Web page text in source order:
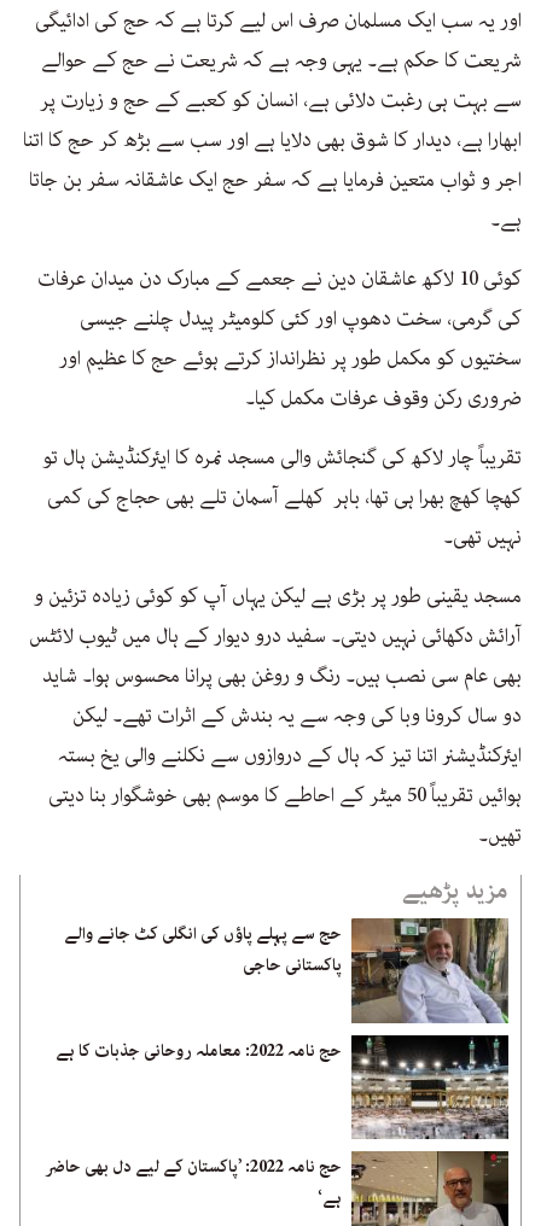
اور یہ سب ایک مسلمان صرف اس لیے کرتا ہے کہ حج کی ادائیگی
شریعت کا حکم ہے۔ یہی وجہ ہے کہ شریعت نے حج کے حوالے
سے بہت ہی رغبت دلائی ہے، انسان کو کعبے کے حج و زیارت پر
ابھارا ہے، دیدار کا شوق بھی دلایا ہے اور سب سے بڑھ کر حج کا اتنا
اجر و ثواب متعین فرمایا ہے کہ سفر حج ایک عاشقانہ سفر بن جاتا
ہے۔
کوئی 10 لاکھ عاشقان دین نے جعمے کے مبارک دن میدان عرفات
کی گرمی، سخت دھوپ اور کئی کلومیٹر پیدل چلنے جیسی
سختیوں کو مکمل طور پر نظرانداز کرتے ہوئے حج کا عظیم اور
ضروری رکن وقوف عرفات مکمل کیا۔
تقریباً چار لاکھ کی گنجائش والی مسجد نمرہ کا ایئرکنڈیشن ہال تو
کھچا کھچ بھرا ہی تھا، باہر کھلے آسمان تلے بھی حجاج کی کمی
نہیں تھی۔
مسجد یقینی طور پر بڑی ہے لیکن یہاں آپ کو کوئی زیادہ تزئین و
آرائش دکھائی نہیں دیتی۔ سفید درو دیوار کے ہال میں ٹیوب لائٹس
بھی عام سی نصب ہیں۔ رنگ و روغن بھی پرانا محسوس ہوا۔ شاید
دو سال کرونا وبا کی وجہ سے یہ بندش کے اثرات تھے۔ لیکن
ایئرکنڈیشنر اتنا تیز کہ ہال کے دروازوں سے نکلنے والی یخ بستہ
ہوائیں تقریباً 50 میٹر کے احاطے کا موسم بھی خوشگوار بنا دیتی
تھیں۔
مزید پڑھیے
حج سے پہلے پاؤں کی انگلی کٹ جانے والے
پاکستانی حاجی
حج نامہ 2022: معاملہ روحانی جذبات کا ہے
حج نامہ 2022: ’پاکستان کے لیے دل بھی حاضر
ہے‘